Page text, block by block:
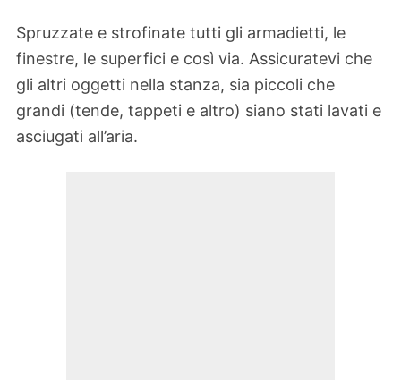
Spruzzate e strofinate tutti gli armadietti, le
finestre, le superfici e così via. Assicuratevi che
gli altri oggetti nella stanza, sia piccoli che
grandi (tende, tappeti e altro) siano stati lavati e
asciugati all’aria.